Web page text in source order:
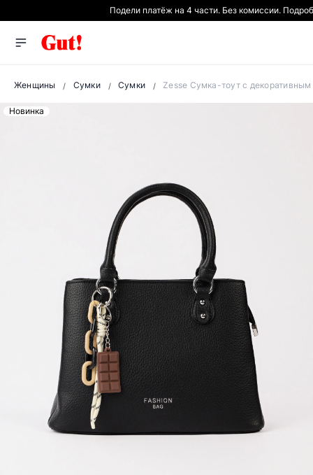
Подели платёж на 4 части. Без комиссии.
Женщины Сумки Сумки Zesse Сумка-тоут с
Новинка